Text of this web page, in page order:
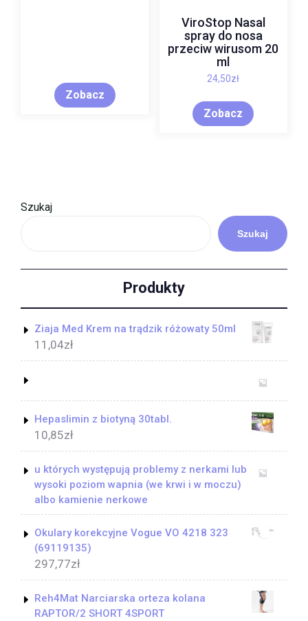
Zobacz
ViroStop Nasal
spray do nosa
przeciw wirusom 20
ml
24,50zł
Zobacz
Szukaj
Szukaj
Produkty
Ziaja Med Krem na trądzik różowaty 50ml
11,04zł
Hepaslimin z biotyną 30tabl.
10,85zł
u których występują problemy z nerkami lub
wysoki poziom wapnia (we krwi i w moczu)
albo kamienie nerkowe
Okulary korekcyjne Vogue VO 4218 323
(69119135)
297,77zł
Reh4Mat Narciarska orteza kolana
RAPTOR/2 SHORT 4SPORT